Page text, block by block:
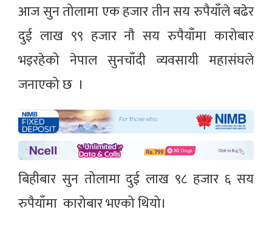
आज सुन तोलामा एक हजार तीन सय रुपैयाँले बढेर
दुई लाख ९९ हजार नौ सय रुपैयाँमा कारोबार
भइरहेको नेपाल सुनचाँदी व्यवसायी महासंघले
जनाएको छ ।
बिहीबार सुन तोलामा दुई लाख ९८ हजार ६ सय
रुपैयाँमा कारोबार भएको थियो।